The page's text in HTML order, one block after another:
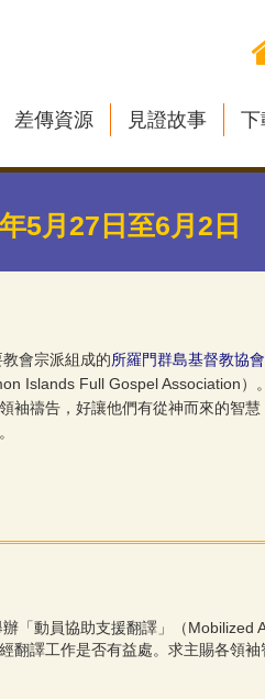
差傳資源 見證故事 下
5月27日至6月2日
會宗派組成的所羅門群島基督教協會
Islands Full Gospel Association）
袖禱告，好讓他們有從神而來的智
「動員協助支援翻譯」（
譯工作是否有益處。求主賜各領